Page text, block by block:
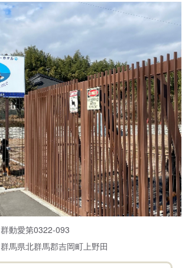
群動愛第0322-093
群馬県北群馬郡吉岡町上野田